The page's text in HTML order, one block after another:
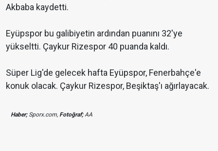
Akbaba kaydetti.
Eyüpspor bu galibiyetin ardından puanını 32'ye
yükseltti. Çaykur Rizespor 40 puanda kaldı.
Süper Lig'de gelecek hafta Eyüpspor, Fenerbahçe'e
konuk olacak. Çaykur Rizespor, Beşiktaş'ı ağırlayacak.
Haber;Sporx.com, Fotoğraf;AA